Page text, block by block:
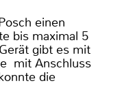
einen
bis maximal 5
gibt es mit
mit Anschluss
die